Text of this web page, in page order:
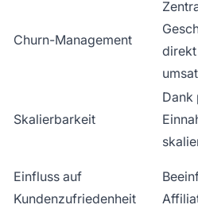
Churn-Management
direkt
Skalierbarkeit
Dank
Einfluss auf
Kundenzufriedenheit